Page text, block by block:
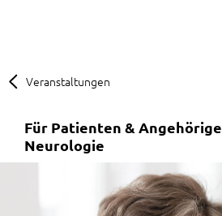
Veranstaltungen
Für Patienten & Angehörige
Neurologie